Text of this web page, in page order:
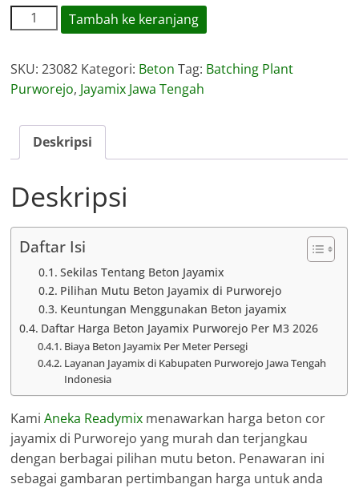
Kuantitas
Harga
Purworejo
Tambah ke keranjang
SKU:23082 Kategori: Beton Tag: Batching Plant
Purworejo, Jayamix Jawa Tengah
Deskripsi
Deskripsi
Daftar Isi
Sekilas Tentang Beton Jayamix
Pilihan Mutu Beton Jayamix di Purworejo
Keuntungan Menggunakan Beton jayamix
Daftar Harga Beton Jayamix Purworejo Per M3 2026
Biaya Beton Jayamix Per Meter Persegi
Layanan Jayamix di Kabupaten Purworejo Jawa Tengah
Indonesia
KamiAneka Readymix menawarkan harga beton cor
jayamix di Purworejo yang murah dan terjangkau
dengan berbagai pilihan mutu beton. Penawaran ini
sebagai gambaran pertimbangan harga untuk anda